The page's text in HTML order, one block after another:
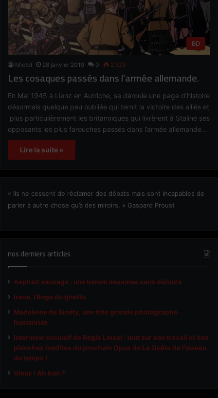
BD
Mictol 28 janvier 2019 0 2 523
Les cosaques passés dans l’armée allemande.
En Mai 1945 à Lienz en Autriche, se déroule une page d’histoire
désormais quelque peu oubliée qui ternit la victoire des alliés et
plus particulièrement les britanniques qui livrèrent à Staline ses
opposants les plus farouches passés dans l’armée allemande…
Lire la suite »
« Ils ne cessent de réclamer des débats mais sont incapables de
parler à autre chose qu’à des miroirs. » Gaspard Proust
nos derniers articles
Asphalt sauvage : une bande dessinée sans détours
Irena, l’Ange du ghetto
Madeleine de Sinéty, une très grande photographe
humaniste
Interview exclusif de Régis Loisel : tout sur son travail et des
planches inédites du prochain Opus de La Quête de l’oiseau
du temps !
Vieux ! Ah bon ?